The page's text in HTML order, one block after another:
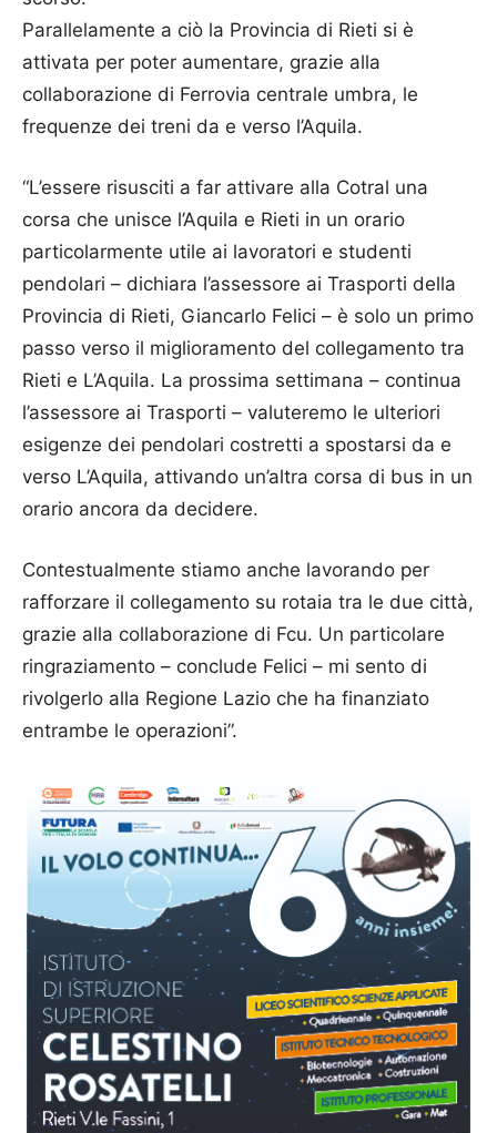
Parallelamente a ciò la Provincia di Rieti si è
attivata per poter aumentare, grazie alla
collaborazione di Ferrovia centrale umbra, le
frequenze dei treni da e verso l’Aquila.
“L’essere risusciti a far attivare alla Cotral una
corsa che unisce l’Aquila e Rieti in un orario
particolarmente utile ai lavoratori e studenti
pendolari – dichiara l’assessore ai Trasporti della
Provincia di Rieti, Giancarlo Felici – è solo un primo
passo verso il miglioramento del collegamento tra
Rieti e L’Aquila. La prossima settimana – continua
l’assessore ai Trasporti – valuteremo le ulteriori
esigenze dei pendolari costretti a spostarsi da e
verso L’Aquila, attivando un’altra corsa di bus in un
orario ancora da decidere.
Contestualmente stiamo anche lavorando per
rafforzare il collegamento su rotaia tra le due città,
grazie alla collaborazione di Fcu. Un particolare
ringraziamento – conclude Felici – mi sento di
rivolgerlo alla Regione Lazio che ha finanziato
entrambe le operazioni”.